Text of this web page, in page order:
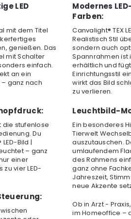
LED
mit dem Titel
genießen. Das
mit Schalter
einfach.
an ein
ganz nach
die stufenlose
Du
Bild |
– ganz
einer
vier LED-
Modernes
Farben:
Canvalight® TEX
Realistisch Stil
sondern auch
Spannrahmen ist
erhältlich und
Einrichtungsstil
wirkt das Bild
zu verlieren.
Leuchtbild-
Ein besonderes
Tierwelt
auszutauschen.
umlaufendem
des Rahmens
ganz ohne
Jahreszeit,
neue Akzente
Ob in Arzt -
im Homeoffice –